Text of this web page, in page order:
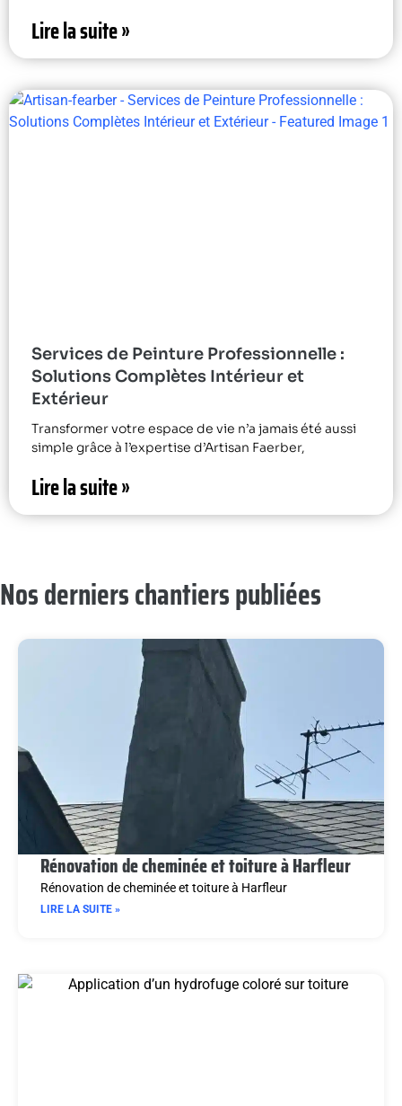
Lire la suite »
Services de Peinture Professionnelle :
Solutions Complètes Intérieur et
Extérieur
Transformer votre espace de vie n’a jamais été aussi
simple grâce à l’expertise d’Artisan Faerber,
Lire la suite »
Nos derniers chantiers publiées
Rénovation de cheminée et toiture à Harfleur
Rénovation de cheminée et toiture à Harfleur
LIRE LA SUITE »